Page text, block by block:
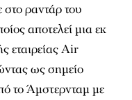
ραντάρ του
αποτελεί μια εκ
εταιρείας Air
ως σημείο
το Άμστερνταμ με